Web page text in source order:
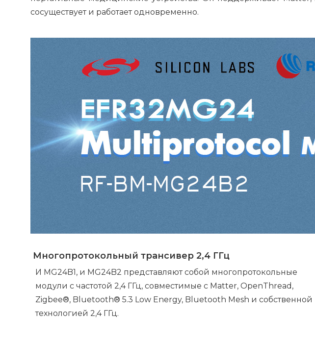
сосуществует и работает одновременно.
Многопротокольный трансивер 2,4 ГГц
И MG24B1, и MG24B2 представляют собой многопротокольные
модули с частотой 2,4 ГГц, совместимые с Matter, OpenThread,
Zigbee®, Bluetooth® 5.3 Low Energy, Bluetooth Mesh и собственной
технологией 2,4 ГГц.